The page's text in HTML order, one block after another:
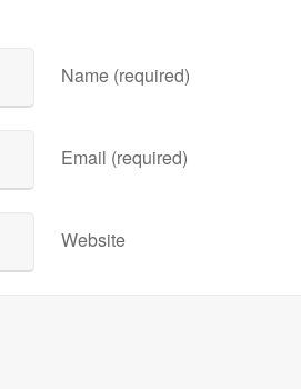
Name (required)
Email (required)
Website